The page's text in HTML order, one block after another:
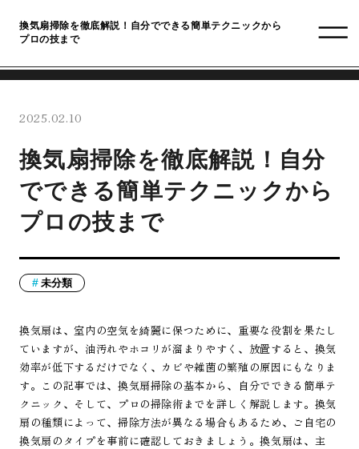
換気扇掃除を徹底解説！自分でできる簡単テクニックから
プロの技まで
2025.02.10
換気扇掃除を徹底解説！自分
でできる簡単テクニックから
プロの技まで
未分類
換気扇は、室内の空気を綺麗に保つために、重要な役割を果たし
ていますが、油汚れやホコリが溜まりやすく、放置すると、換気
効率が低下するだけでなく、カビや雑菌の繁殖の原因にもなりま
す。この記事では、換気扇掃除の基本から、自分でできる簡単テ
クニック、そして、プロの掃除術までを詳しく解説します。換気
扇の種類によって、掃除方法が異なる場合もあるため、ご自宅の
換気扇のタイプを事前に確認しておきましょう。換気扇は、主